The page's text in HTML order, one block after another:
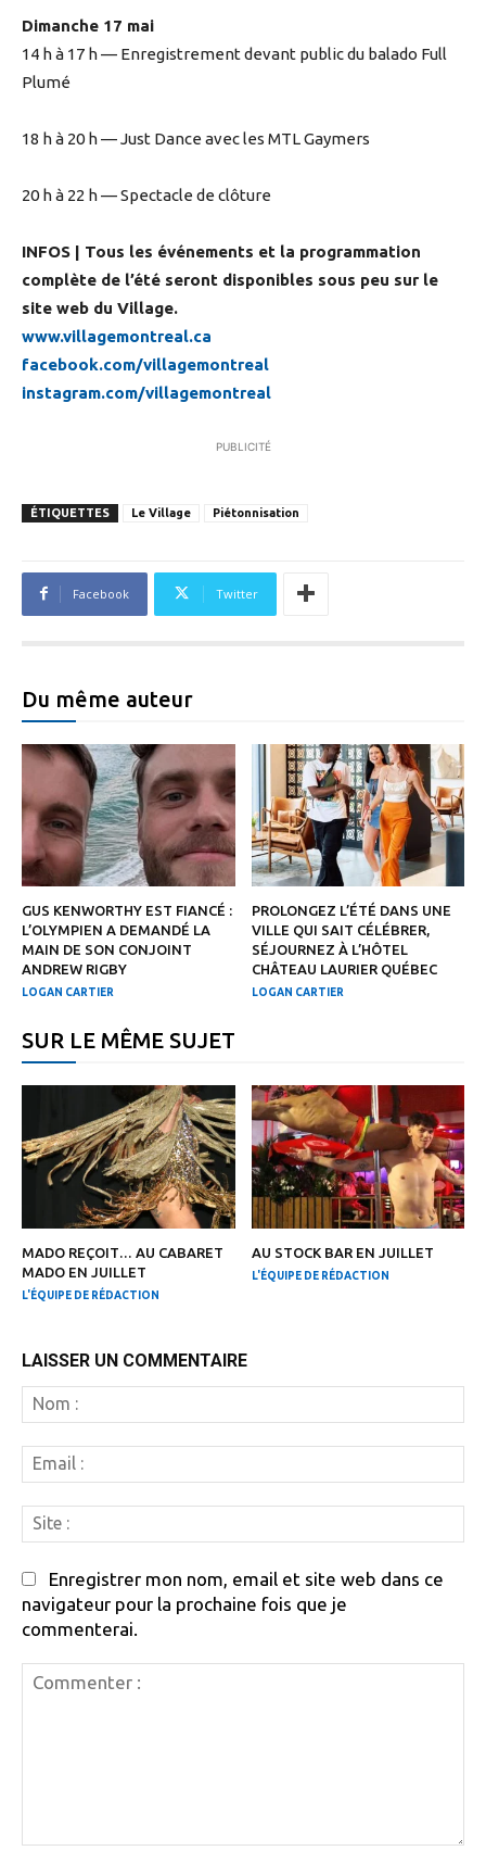
Dimanche 17 mai
14 h à 17 h — Enregistrement devant public du balado Full
Plumé
18 h à 20 h — Just Dance avec les MTL Gaymers
20 h à 22 h — Spectacle de clôture
INFOS | Tous les événements et la programmation
complète de l’été seront disponibles sous peu sur le
site web du Village.
www.villagemontreal.ca
facebook.com/villagemontreal
instagram.com/villagemontreal
PUBLICITÉ
ÉTIQUETTES Le Village Piétonnisation
Facebook Twitter
Du même auteur
GUS KENWORTHY EST FIANCÉ :
L’OLYMPIEN A DEMANDÉ LA
MAIN DE SON CONJOINT
ANDREW RIGBY
LOGAN CARTIER
PROLONGEZ L’ÉTÉ DANS UNE
VILLE QUI SAIT CÉLÉBRER,
SÉJOURNEZ À L’HÔTEL
CHÂTEAU LAURIER QUÉBEC
LOGAN CARTIER
SUR LE MÊME SUJET
MADO REÇOIT… AU CABARET
MADO EN JUILLET
L'ÉQUIPE DE RÉDACTION
AU STOCK BAR EN JUILLET
L'ÉQUIPE DE RÉDACTION
LAISSER UN COMMENTAIRE
:
:
:
Enregistrer mon nom, email et site web dans ce
navigateur pour la prochaine fois que je
commenterai.